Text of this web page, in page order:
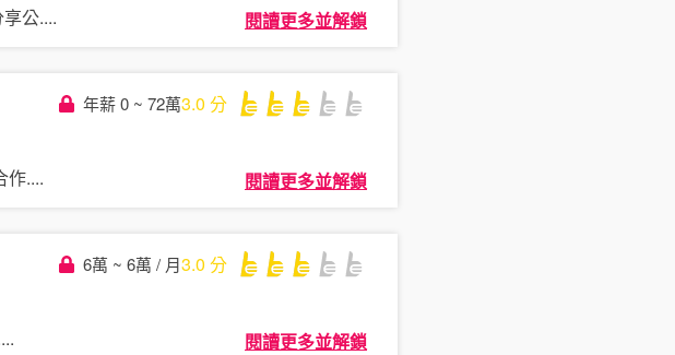
公.... 閱讀更多並解鎖
年薪 0 ~ 72萬3.0 分
作.... 閱讀更多並解鎖
6萬 ~ 6萬 / 月3.0 分
閱讀更多並解鎖